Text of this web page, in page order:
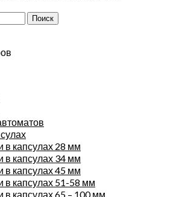
Поиск
в капсулах 28 мм
в капсулах 34 мм
в капсулах 45 мм
в капсулах 51-58 мм
в капсулах 65 – 100 мм